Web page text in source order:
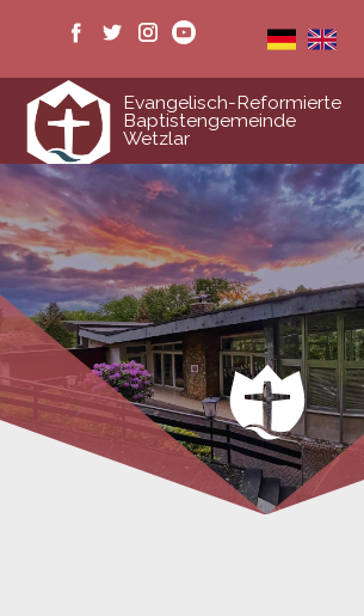
Evangelisch-Reformierte
Baptistengemeinde
Wetzlar
ERB Wetzlar
Veranstaltungen
Medien
Livestream
Kontakt